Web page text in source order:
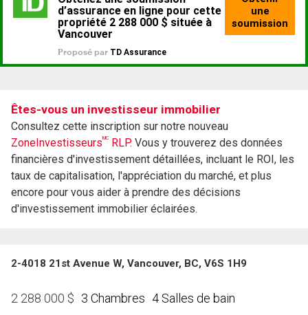
Êtes-vous un investisseur immobilier
Consultez cette inscription sur notre nouveau
ZoneInvestisseursMC RLP. Vous y trouverez des données
financières d'investissement détaillées, incluant le ROI, les
taux de capitalisation, l'appréciation du marché, et plus
encore pour vous aider à prendre des décisions
d'investissement immobilier éclairées.
2-4018 21st Avenue W, Vancouver, BC, V6S 1H9
2 288 000 $ 3 Chambres 4 Salles de bain